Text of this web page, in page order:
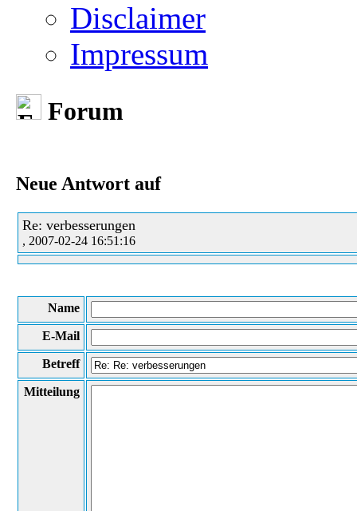
Disclaimer
Impressum
Forum
Neue Antwort auf
Re: verbesserungen
, 2007-02-24 16:51:16
Name
E-Mail
Betreff
Mitteilung